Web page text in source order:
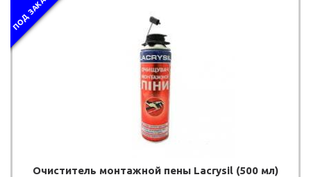
ПОД ЗАКАЗ
Очиститель монтажной пены Lacrysil (500 мл)